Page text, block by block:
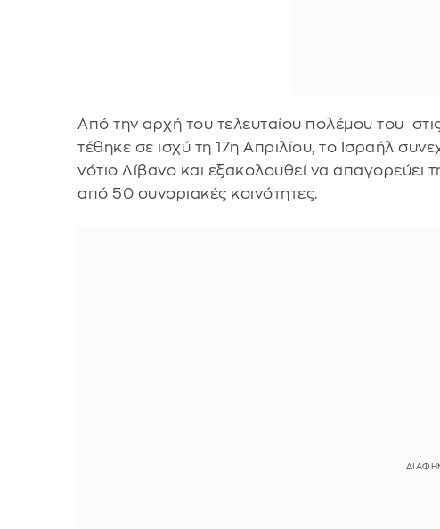
Από την αρχή του τελευταίου πολέμου του
τέθηκε σε ισχύ τη 17η Απριλίου, το Ισραήλ
νότιο Λίβανο και εξακολουθεί να απαγορεύει
από 50 συνοριακές κοινότητες.